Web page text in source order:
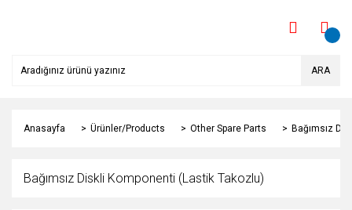
ARA
Anasayfa Ürünler/Products Other Spare Parts Bağımsız
Bağımsız Diskli Komponenti (Lastik Takozlu)